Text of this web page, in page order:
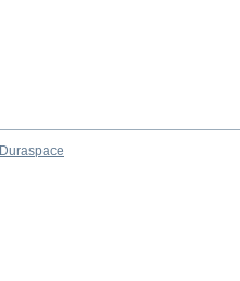
Duraspace